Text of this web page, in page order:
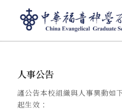
人事公告
謹公告本校組織與人事異動如
起生效：